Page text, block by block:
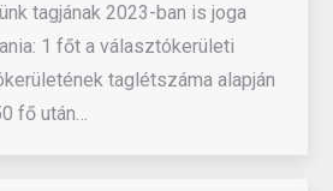
tagjának 2023-ban is joga
1 főt a választókerületi
taglétszáma alapján
fő után…